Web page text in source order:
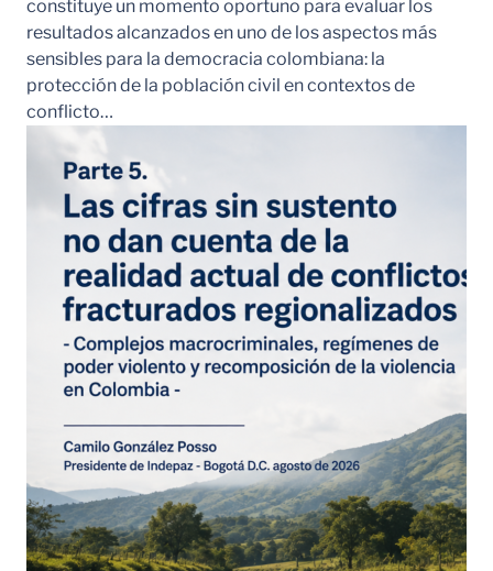
constituye un momento oportuno para evaluar los
resultados alcanzados en uno de los aspectos más
sensibles para la democracia colombiana: la
protección de la población civil en contextos de
conflicto…